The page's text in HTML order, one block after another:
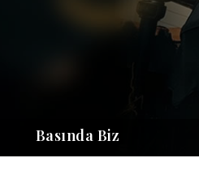
Basında Biz